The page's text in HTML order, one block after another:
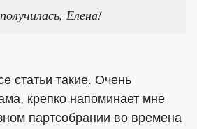
Елена!
статьи такие. Очень
крепко напоминает мне
партсобрании во времена